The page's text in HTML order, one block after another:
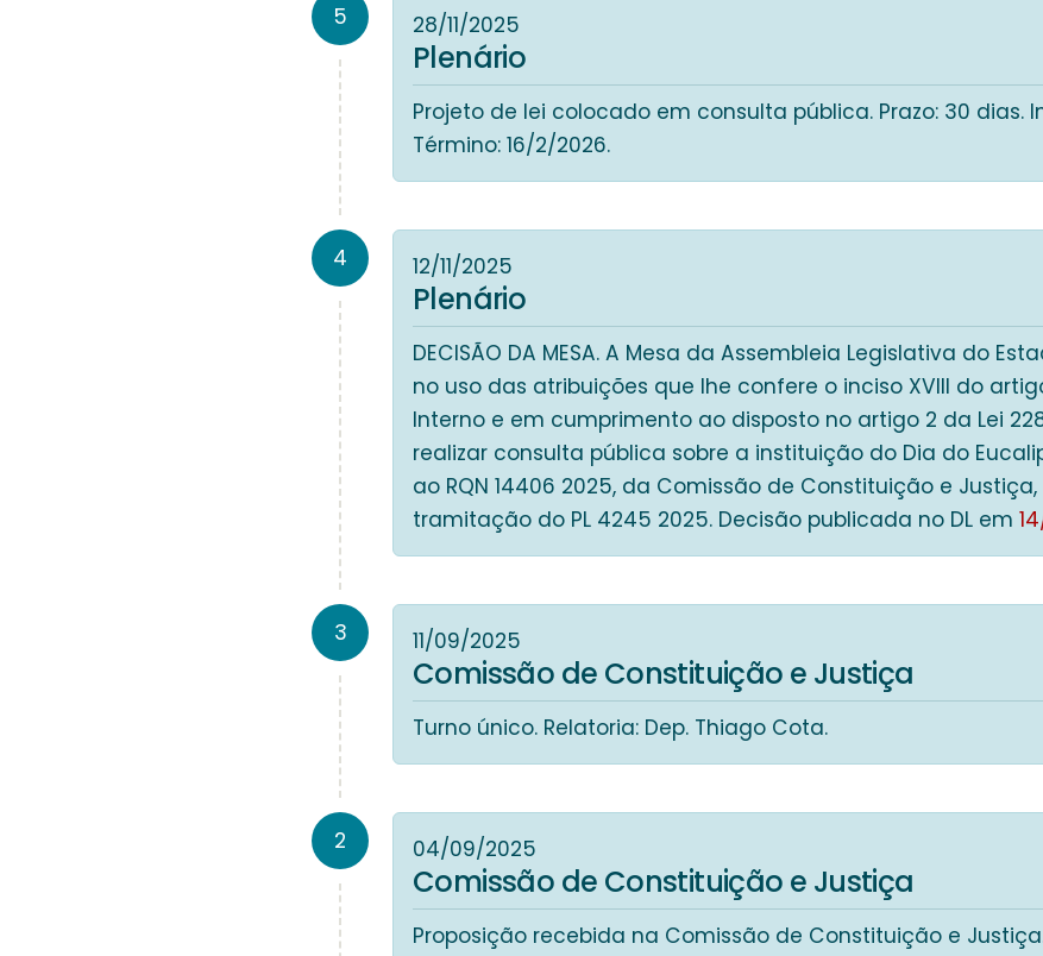
5 28/11/2025
Plenário
Projeto de lei colocado em consulta pública. Prazo: 30 dias.
Término: 16/2/2026.
4 12/11/2025
Plenário
DECISÃO DA MESA. A Mesa da Assembleia Legislativa do
no uso das atribuições que lhe confere o inciso XVIII do
Interno e em cumprimento ao disposto no artigo 2 da Lei
realizar consulta pública sobre a instituição do Dia do
ao RQN 14406 2025, da Comissão de Constituição e
tramitação do PL 4245 2025. Decisão publicada no DL em
3 11/09/2025
Comissão de Constituição e Justiça
Turno único. Relatoria: Dep. Thiago Cota.
2 04/09/2025
Comissão de Constituição e Justiça
Proposição recebida na Comissão de Constituição e